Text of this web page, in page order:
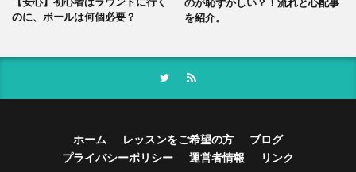
のに、ボールは何個必要？
を紹介。
ホーム レッスンをご希望の方
ブログ
プライバシーポリシー
運営者情報 リンク